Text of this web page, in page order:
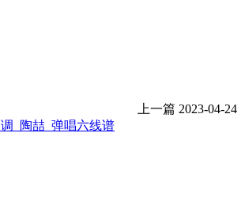
上一篇 2023-04-24
_陶喆_弹唱六线谱